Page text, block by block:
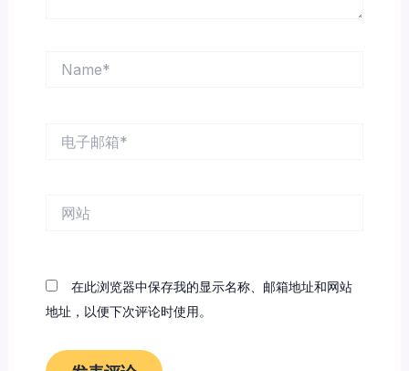
在此浏览器中保存我的显示名称、邮箱地址和网站
地址，以便下次评论时使用。